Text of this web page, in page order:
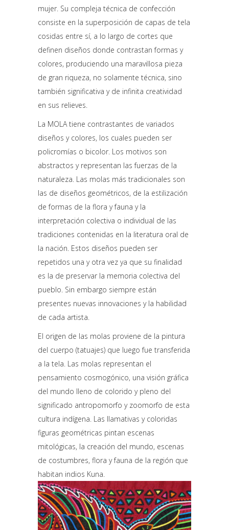
mujer. Su compleja técnica de confección
consiste en la superposición de capas de tela
cosidas entre sí, a lo largo de cortes que
definen diseños donde contrastan formas y
colores, produciendo una maravillosa pieza
de gran riqueza, no solamente técnica, sino
también significativa y de infinita creatividad
en sus relieves.
La MOLA tiene contrastantes de variados
diseños y colores, los cuales pueden ser
policromías o bicolor. Los motivos son
abstractos y representan las fuerzas de la
naturaleza. Las molas más tradicionales son
las de diseños geométricos, de la estilización
de formas de la flora y fauna y la
interpretación colectiva o individual de las
tradiciones contenidas en la literatura oral de
la nación. Estos diseños pueden ser
repetidos una y otra vez ya que su finalidad
es la de preservar la memoria colectiva del
pueblo. Sin embargo siempre están
presentes nuevas innovaciones y la habilidad
de cada artista.
El origen de las molas proviene de la pintura
del cuerpo (tatuajes) que luego fue transferida
a la tela. Las molas representan el
pensamiento cosmogónico, una visión gráfica
del mundo lleno de colorido y pleno del
significado antropomorfo y zoomorfo de esta
cultura indígena. Las llamativas y coloridas
figuras geométricas pintan escenas
mitológicas, la creación del mundo, escenas
de costumbres, flora y fauna de la región que
habitan indios Kuna.